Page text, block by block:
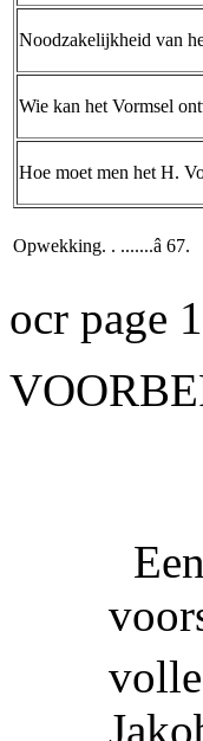
Noodzakelijkheid van
Wie kan het Vormsel
Hoe moet men het H.
Opwekking. . .......â 67.
ocr page